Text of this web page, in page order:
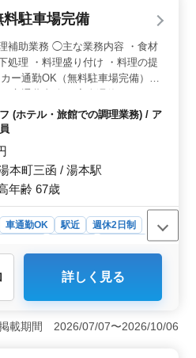
無理のない勤務が可能です。
々の業務に無理なく取り組め
遇が整った環境＞ マイカー
地です。交通費支給や賞与な
心して長く働ける環境です。
駐車場完備
補助業務 ◯主な業務内容 ・食材
処理 ・料理盛り付け ・料理の提
ー通勤OK（無料駐車場完備）
補助制度あり これまでの経験を
できる職場です！ 新しい環境に
(ホテル・旅館での調理業務) / ア
本町三函 / 湯本駅
年齢 67歳
車通勤OK 駅近
週休2日制
師・調理補助・スタッフ
調理補助業務＞ 食材の加工
提供を担当します。調理経験
躍できます。 ＜残業な
やすい＞ 残業はなく、決まっ
詳しく見る
載期間 2026/07/07〜2026/10/06